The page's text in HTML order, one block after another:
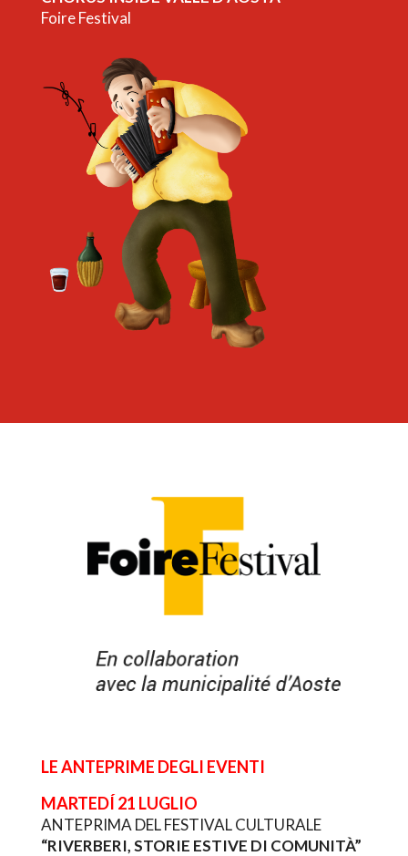
Foire Festival
LE ANTEPRIME DEGLI EVENTI
MARTEDÍ 21 LUGLIO
ANTEPRIMA DEL FESTIVAL CULTURALE
“RIVERBERI, STORIE ESTIVE DI COMUNITÀ”